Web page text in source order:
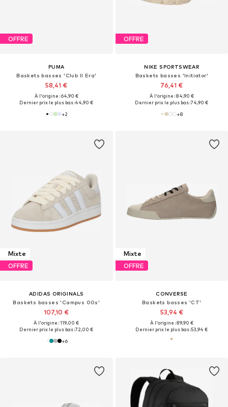
OFFRE
PUMA
Baskets basses 'Club II Era'
58,41 €
À l'origine : 64,90 €
Dernier prix le plus bas :44,90 €
+2
OFFRE
NIKE SPORTSWEAR
Baskets basses 'Initiator'
76,41 €
À l'origine : 84,90 €
Dernier prix le plus bas :74,90 €
+8
Mixte
OFFRE
ADIDAS ORIGINALS
Baskets basses 'Campus 00s'
107,10 €
À l'origine : 119,00 €
Dernier prix le plus bas :72,00 €
+6
Mixte
OFFRE
CONVERSE
Baskets basses 'CT'
53,94 €
À l'origine : 89,90 €
Dernier prix le plus bas :53,94 €